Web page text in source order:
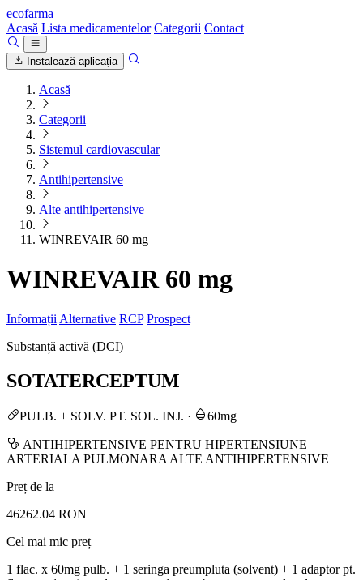
ecofarma
Acasă Lista medicamentelor Categorii Contact
Instalează aplicația
Acasă
Categorii
Sistemul cardiovascular
Antihipertensive
Alte antihipertensive
WINREVAIR 60 mg
WINREVAIR 60 mg
Informații Alternative RCP Prospect
Substanță activă (DCI)
SOTATERCEPTUM
PULB. + SOLV. PT. SOL. INJ. · 60mg
ANTIHIPERTENSIVE PENTRU HIPERTENSIUNE
ARTERIALA PULMONARA ALTE ANTIHIPERTENSIVE
Preț de la
46262.04 RON
Cel mai mic preț
1 flac. x 60mg pulb. + 1 seringa preumpluta (solvent) + 1 adaptor pt.